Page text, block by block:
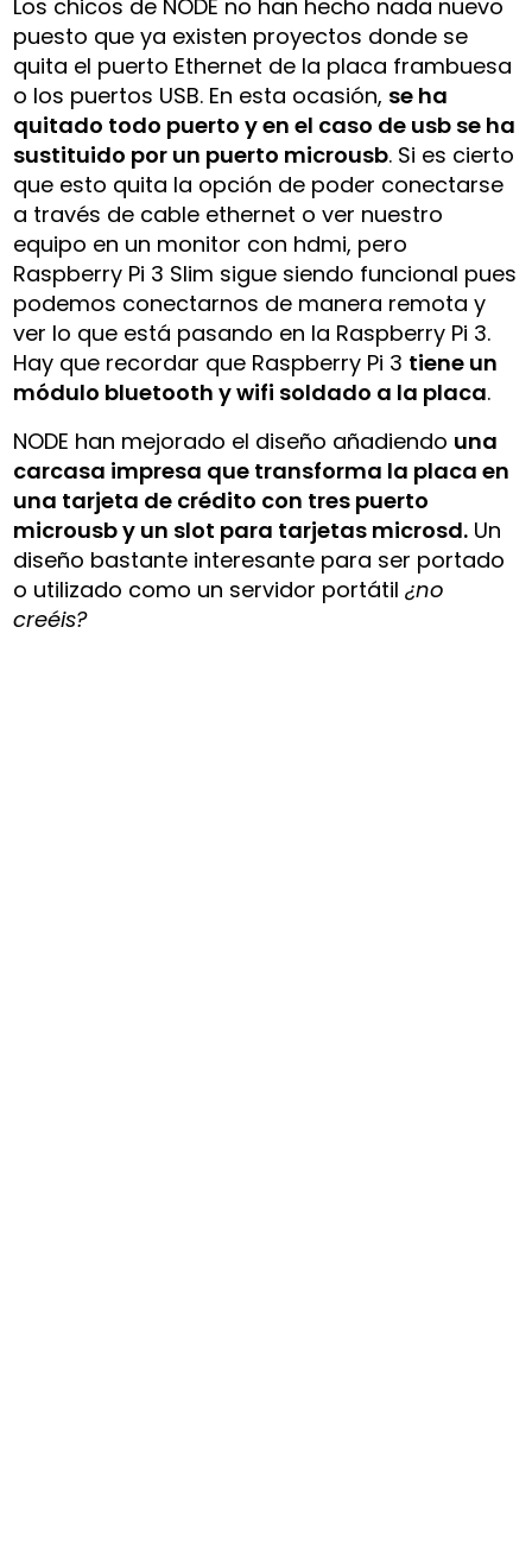
Los chicos de NODE no han hecho nada nuevo
puesto que ya existen proyectos donde se
quita el puerto Ethernet de la placa frambuesa
o los puertos USB. En esta ocasión, se ha
quitado todo puerto y en el caso de usb se ha
sustituido por un puerto microusb. Si es cierto
que esto quita la opción de poder conectarse
a través de cable ethernet o ver nuestro
equipo en un monitor con hdmi, pero
Raspberry Pi 3 Slim sigue siendo funcional pues
podemos conectarnos de manera remota y
ver lo que está pasando en la Raspberry Pi 3.
Hay que recordar que Raspberry Pi 3 tiene un
módulo bluetooth y wifi soldado a la placa.
NODE han mejorado el diseño añadiendo una
carcasa impresa que transforma la placa en
una tarjeta de crédito con tres puerto
microusb y un slot para tarjetas microsd. Un
diseño bastante interesante para ser portado
o utilizado como un servidor portátil¿no
creéis?